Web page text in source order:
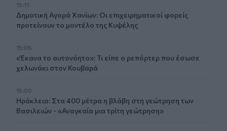
15:11
Δημοτική Αγορά Χανίων: Οι επιχειρηματικοί φορείς
προτείνουν το μοντέλο της Κυψέλης
15:06
«Έκανα το αυτονόητο»: Τι είπε ο ρεπόρτερ που έσωσε
χελωνάκι στον Κουβαρά
15:00
Ηράκλειο: Στα 400 μέτρα η βλάβη στη γεώτρηση των
Βασιλειών - «Αναγκαία μια τρίτη γεώτρηση»